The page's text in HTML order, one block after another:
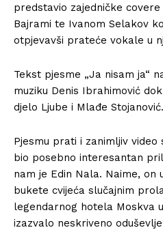
predstavio zajedničke covere
Bajrami te Ivanom Selakov
otpjevavši prateće vokale u
Tekst pjesme „Ja nisam ja“
muziku Denis Ibrahimović
djelo Ljube i Mlađe Stojanović.
Pjesmu prati i zanimljiv
bio posebno interesantan
nam je Edin Nala. Naime, on
bukete cvijeća slučajnim
legendarnog hotela Moskva
izazvalo neskriveno